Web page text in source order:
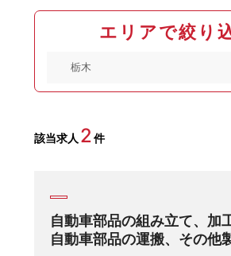
エリアで絞り
該当求人 2件
⾃動⾞部品の組み立て、加
⾃動⾞部品の運搬、その他